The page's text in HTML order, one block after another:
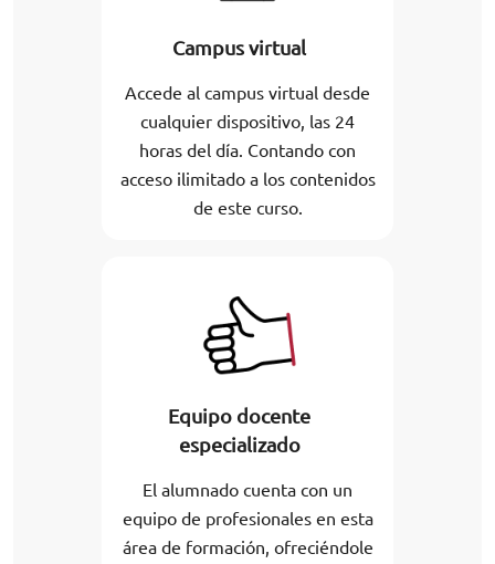
Campus virtual
Accede al campus virtual desde
cualquier dispositivo, las 24
horas del día. Contando con
acceso ilimitado a los contenidos
de este curso.
Equipo docente
especializado
El alumnado cuenta con un
equipo de profesionales en esta
área de formación, ofreciéndole